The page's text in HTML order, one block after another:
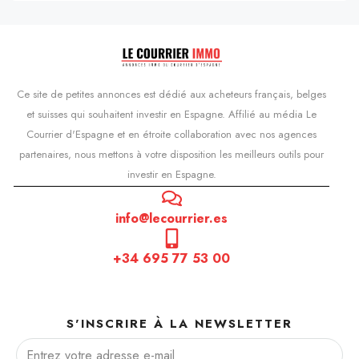
Ce site de petites annonces est dédié aux acheteurs français, belges
et suisses qui souhaitent investir en Espagne. Affilié au média Le
Courrier d'Espagne et en étroite collaboration avec nos agences
partenaires, nous mettons à votre disposition les meilleurs outils pour
investir en Espagne.
info@lecourrier.es
+34 695 77 53 00
S'INSCRIRE À LA NEWSLETTER